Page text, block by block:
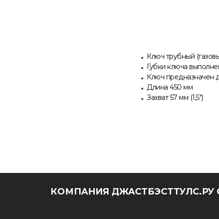
Ключ трубный
Губки ключа
Ключ предназначен
Длина 450 мм
Захват 57 мм (1,5")
КОМПАНИЯ